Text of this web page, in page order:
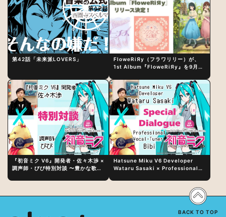
第42話「未来派LOVERS」
FloweRiЯy（フラワリリー）が、
1st Album『FloweRiЯy』を9月23
『初音ミク V6』開発者・佐々木渉 ×
調声師・びび特別対談 〜豊かな歌声
Hatsune Miku V6 Developer
Wataru Sasaki × Professional
Vocal Expression Lies in “Love
for the singing characters” and
BACK TO TOP